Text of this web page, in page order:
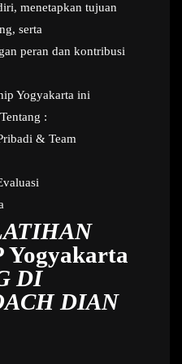
menetapkan tujuan
serta
peran dan kontribusi
Yogyakarta ini
:
& Team
Yogyakarta
DI
DIAN